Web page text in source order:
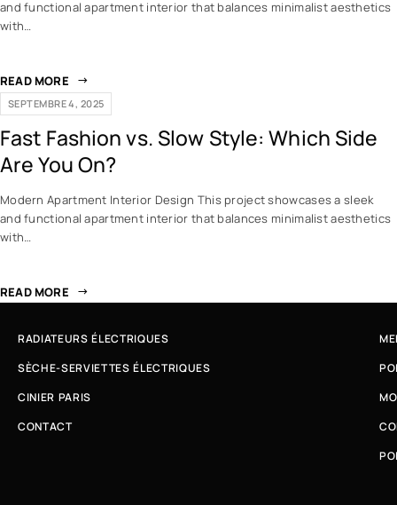
and functional apartment interior that balances minimalist aesthetics
with…
READ MORE
SEPTEMBRE 4, 2025
Fast Fashion vs. Slow Style: Which Side
Are You On?
Modern Apartment Interior Design This project showcases a sleek
and functional apartment interior that balances minimalist aesthetics
with…
READ MORE
RADIATEURS ÉLECTRIQUES
SÈCHE-SERVIETTES ÉLECTRIQUES
CINIER PARIS
CONTACT